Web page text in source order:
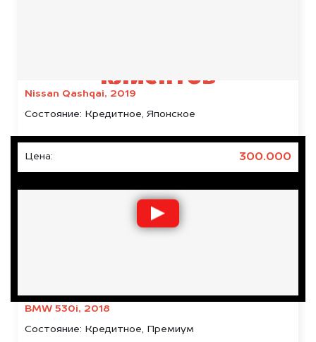
Nissan Qashqai, 2019
Состояние: Кредитное, Японское
Цена: 300.000
BMW 530i, 2018
Состояние: Кредитное, Премиум
клиентов